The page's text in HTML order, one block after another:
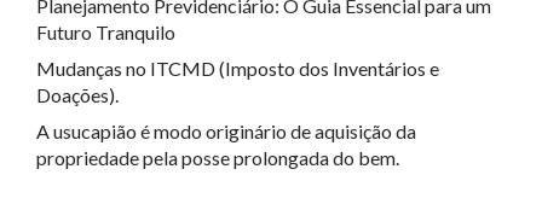
Planejamento Previdenciário: O Guia Essencial para um
Futuro Tranquilo
Mudanças no ITCMD (Imposto dos Inventários e
Doações).
A usucapião é modo originário de aquisição da
propriedade pela posse prolongada do bem.